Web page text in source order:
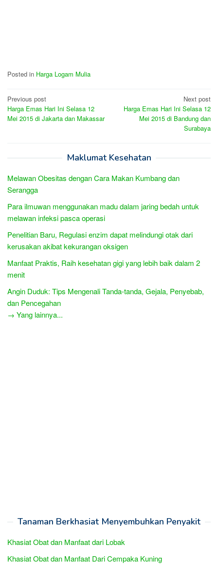
Posted in Harga Logam Mulia
Post
navigation
Previous post
Harga Emas Hari Ini Selasa 12
Mei 2015 di Jakarta dan Makassar
Next post
Harga Emas Hari Ini Selasa 12
Mei 2015 di Bandung dan
Surabaya
Maklumat Kesehatan
Melawan Obesitas dengan Cara Makan Kumbang dan
Serangga
Para ilmuwan menggunakan madu dalam jaring bedah untuk
melawan infeksi pasca operasi
Penelitian Baru, Regulasi enzim dapat melindungi otak dari
kerusakan akibat kekurangan oksigen
Manfaat Praktis, Raih kesehatan gigi yang lebih baik dalam 2
menit
Angin Duduk: Tips Mengenali Tanda-tanda, Gejala, Penyebab,
dan Pencegahan
→ Yang lainnya...
Tanaman Berkhasiat Menyembuhkan Penyakit
Khasiat Obat dan Manfaat dari Lobak
Khasiat Obat dan Manfaat Dari Cempaka Kuning